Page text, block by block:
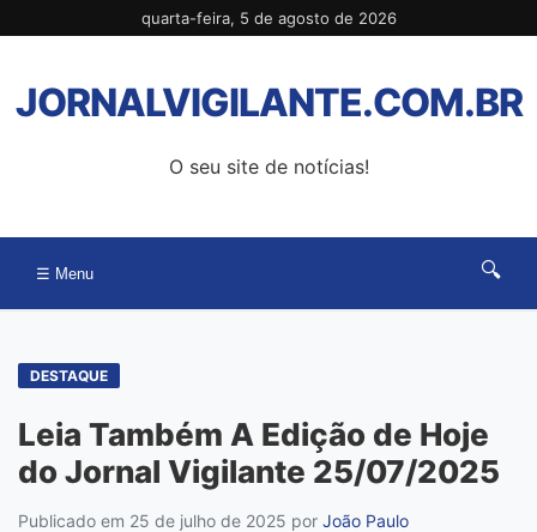
para
conteúdo
quarta-feira, 5 de agosto de 2026
JORNALVIGILANTE.COM.BR
O seu site de notícias!
☰ Menu 🔍
DESTAQUE
Leia Também A Edição de Hoje
do Jornal Vigilante 25/07/2025
Publicado em 25 de julho de 2025 por João Paulo